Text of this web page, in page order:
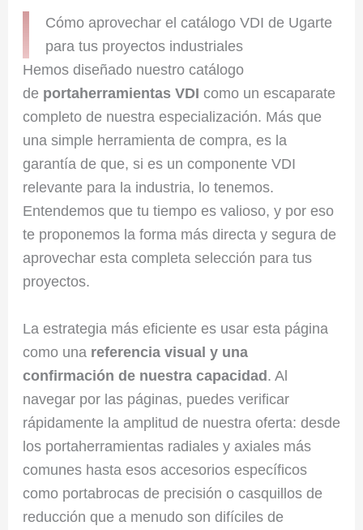
Cómo aprovechar el catálogo VDI de Ugarte
para tus proyectos industriales
Hemos diseñado nuestro catálogo
de portaherramientas VDI como un escaparate
completo de nuestra especialización. Más que
una simple herramienta de compra, es la
garantía de que, si es un componente VDI
relevante para la industria, lo tenemos.
Entendemos que tu tiempo es valioso, y por eso
te proponemos la forma más directa y segura de
aprovechar esta completa selección para tus
proyectos.
La estrategia más eficiente es usar esta página
como una referencia visual y una
confirmación de nuestra capacidad . Al
navegar por las páginas, puedes verificar
rápidamente la amplitud de nuestra oferta: desde
los portaherramientas radiales y axiales más
comunes hasta esos accesorios específicos
como portabrocas de precisión o casquillos de
reducción que a menudo son difíciles de